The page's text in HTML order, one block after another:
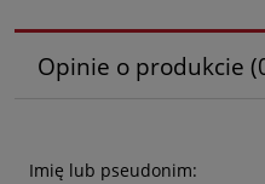
Opinie o produkcie
Imię lub pseudonim: